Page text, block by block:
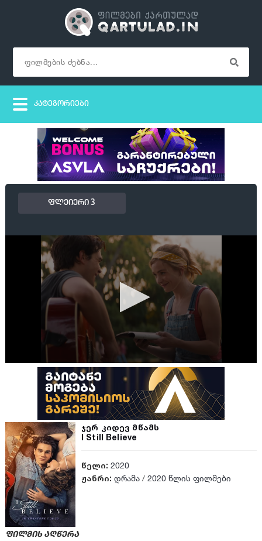
ფლეიერი 3
ჯერ კიდევ მწამს
I Still Believe
წელი: 2020
ჟანრი: დრამა / 2020 წლის ფილმები
ფილმის აღწერა